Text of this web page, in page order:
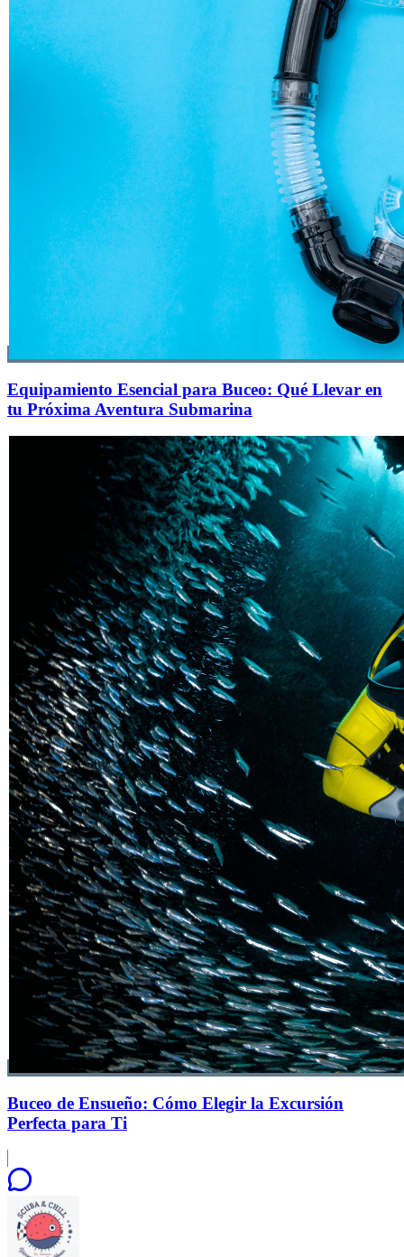
Equipamiento Esencial para Buceo: Qué Llevar en
tu Próxima Aventura Submarina
Buceo de Ensueño: Cómo Elegir la Excursión
Perfecta para Ti